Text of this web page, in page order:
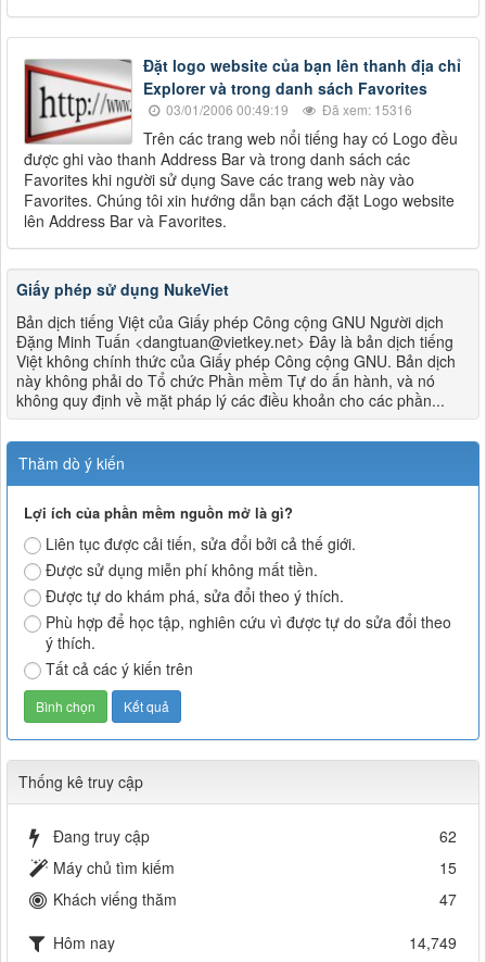
Đặt logo website của bạn lên thanh địa chỉ
Explorer và trong danh sách Favorites
03/01/2006 00:49:19 Đã xem: 15316
Trên các trang web nổi tiếng hay có Logo đều
được ghi vào thanh Address Bar và trong danh sách các
Favorites khi người sử dụng Save các trang web này vào
Favorites. Chúng tôi xin hướng dẫn bạn cách đặt Logo website
lên Address Bar và Favorites.
Giấy phép sử dụng NukeViet
Bản dịch tiếng Việt của Giấy phép Công cộng GNU Người dịch
Đặng Minh Tuấn <dangtuan@vietkey.net> Đây là bản dịch tiếng
Việt không chính thức của Giấy phép Công cộng GNU. Bản dịch
này không phải do Tổ chức Phần mềm Tự do ấn hành, và nó
không quy định về mặt pháp lý các điều khoản cho các phần...
Thăm dò ý kiến
Lợi ích của phần mềm nguồn mở là gì?
Liên tục được cải tiến, sửa đổi bởi cả thế giới.
Được sử dụng miễn phí không mất tiền.
Được tự do khám phá, sửa đổi theo ý thích.
Phù hợp để học tập, nghiên cứu vì được tự do sửa đổi theo
ý thích.
Tất cả các ý kiến trên
Thống kê truy cập
Đang truy cập
62
Máy chủ tìm kiếm
15
Khách viếng thăm
47
Hôm nay
14,749